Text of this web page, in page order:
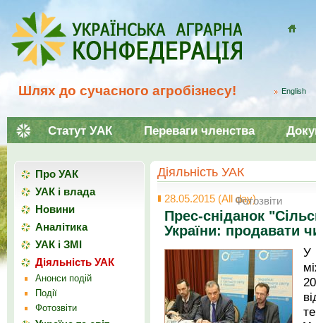
Шлях до сучасного агробізнесу! English
Статут УАК Переваги членства
Діяльність УАК
28.05.2015 (All day)Фотозвіти
Прес-сніданок
України: продавати
У
Про УАК
УАК і влада
Новини
Аналітика
УАК і ЗМІ
Діяльність УАК
Анонси подій
Події
Фотозвіти